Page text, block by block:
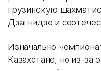
грузинскую
Дзагнидзе и
Изначально
Казахстане, но из-за